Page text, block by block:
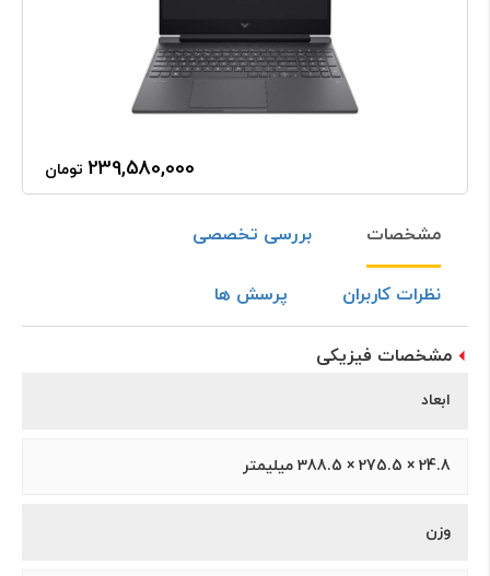
239,580,000 تومان
مشخصات بررسی تخصصی
نظرات کاربران پرسش ها
مشخصات فیزیکی
ابعاد
24.8 × 275.5 × 388.5 میلیمتر
وزن